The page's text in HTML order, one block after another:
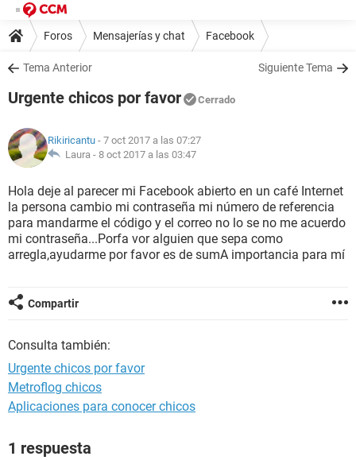
Foros Mensajerías y chat Facebook
Tema Anterior Siguiente Tema
Urgente chicos por favor Cerrado
Rikiricantu - 7 oct 2017 a las 07:27
Laura - 8 oct 2017 a las 03:47
Hola deje al parecer mi Facebook abierto en un café Internet
la persona cambio mi contraseña mi número de referencia
para mandarme el código y el correo no lo se no me acuerdo
mi contraseña...Porfa vor alguien que sepa como
arregla,ayudarme por favor es de sumA importancia para mí
Compartir
Consulta también:
Urgente chicos por favor
Metroflog chicos
Aplicaciones para conocer chicos
1 respuesta